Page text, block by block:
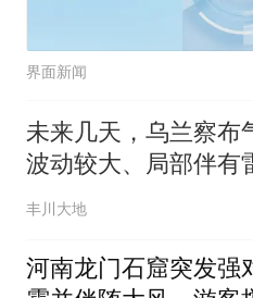
界面新闻
未来几天，乌兰察布
波动较大、局部伴有
大风、冰雹、短时强
丰川大地
河南龙门石窟突发强